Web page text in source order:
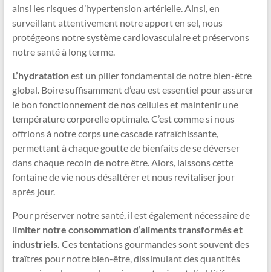
ainsi les risques d’hypertension artérielle. Ainsi, en
surveillant attentivement notre apport en sel, nous
protégeons notre système cardiovasculaire et préservons
notre santé à long terme.
L’hydratationest un pilier fondamental de notre bien-être
global. Boire suffisamment d’eau est essentiel pour assurer
le bon fonctionnement de nos cellules et maintenir une
température corporelle optimale. C’est comme si nous
offrions à notre corps une cascade rafraîchissante,
permettant à chaque goutte de bienfaits de se déverser
dans chaque recoin de notre être. Alors, laissons cette
fontaine de vie nous désaltérer et nous revitaliser jour
après jour.
Pour préserver notre santé, il est également nécessaire de
limiter notre consommation d’aliments transformés et
industriels. Ces tentations gourmandes sont souvent des
traîtres pour notre bien-être, dissimulant des quantités